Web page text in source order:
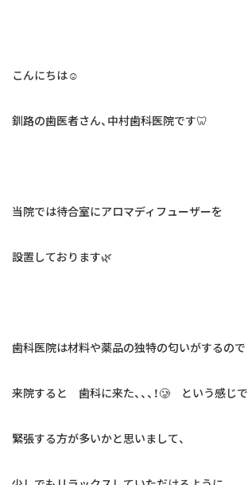
こんにちは☺️
釧路の歯医者さん、中村歯科医院です🦷
当院では待合室にアロマディフューザーを
設置しております🌿
歯科医院は材料や薬品の独特の匂いがするので
来院すると 歯科に来た、、、！🥲 という感じで
緊張する方が多いかと思いまして、
診療案内
はじめての方へ
お知らせ
交通アクセス